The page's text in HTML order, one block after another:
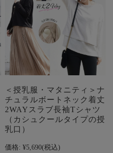
＜授乳服・マタニティ＞ナ
チュラルボートネック着丈
2WAYスラブ長袖Tシャツ
（カシュクールタイプの授
乳口）
価格: ¥5,690(税込)